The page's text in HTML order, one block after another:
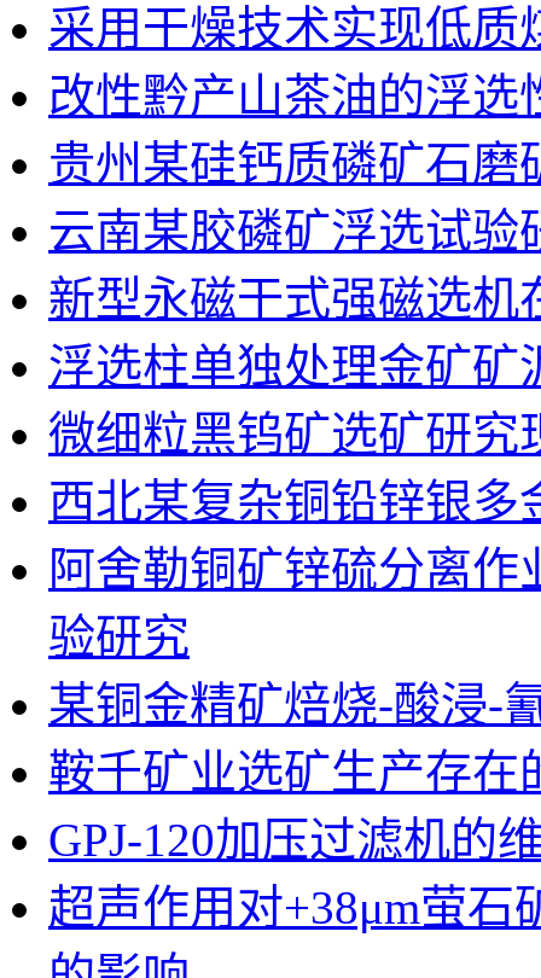
采用干燥技术实现低质
改性黔产山茶油的浮选
贵州某硅钙质磷矿石磨
云南某胶磷矿浮选试验
新型永磁干式强磁选机
浮选柱单独处理金矿矿
微细粒黑钨矿选矿研究
西北某复杂铜铅锌银多
阿舍勒铜矿锌硫分离
验研究
某铜金精矿焙烧-酸浸-
鞍千矿业选矿生产存在
GPJ-120加压过滤机的
超声作用对+38μm萤